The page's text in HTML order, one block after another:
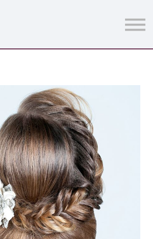
Únete a MDb Pro